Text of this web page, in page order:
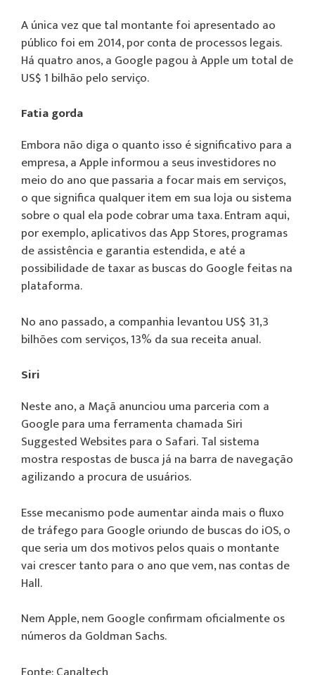
A única vez que tal montante foi apresentado ao
público foi em 2014, por conta de processos legais.
Há quatro anos, a Google pagou à Apple um total de
US$ 1 bilhão pelo serviço.
Fatia gorda
Embora não diga o quanto isso é significativo para a
empresa, a Apple informou a seus investidores no
meio do ano que passaria a focar mais em serviços,
o que significa qualquer item em sua loja ou sistema
sobre o qual ela pode cobrar uma taxa. Entram aqui,
por exemplo, aplicativos das App Stores, programas
de assistência e garantia estendida, e até a
possibilidade de taxar as buscas do Google feitas na
plataforma.
No ano passado, a companhia levantou US$ 31,3
bilhões com serviços, 13% da sua receita anual.
Siri
Neste ano, a Maçã anunciou uma parceria com a
Google para uma ferramenta chamada Siri
Suggested Websites para o Safari. Tal sistema
mostra respostas de busca já na barra de navegação
agilizando a procura de usuários.
Esse mecanismo pode aumentar ainda mais o fluxo
de tráfego para Google oriundo de buscas do iOS, o
que seria um dos motivos pelos quais o montante
vai crescer tanto para o ano que vem, nas contas de
Hall.
Nem Apple, nem Google confirmam oficialmente os
números da Goldman Sachs.